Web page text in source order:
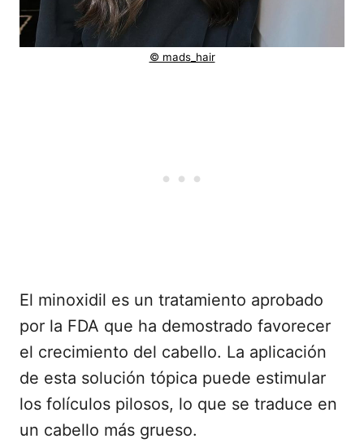
© mads_hair
El minoxidil es un tratamiento aprobado
por la FDA que ha demostrado favorecer
el crecimiento del cabello. La aplicación
de esta solución tópica puede estimular
los folículos pilosos, lo que se traduce en
un cabello más grueso.